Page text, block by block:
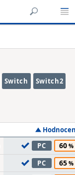
Switch Switch2
PC 60
PC 65